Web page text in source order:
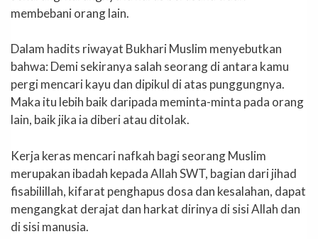
membebani orang lain.
Dalam hadits riwayat Bukhari Muslim menyebutkan
bahwa: Demi sekiranya salah seorang di antara kamu
pergi mencari kayu dan dipikul di atas punggungnya.
Maka itu lebih baik daripada meminta-minta pada orang
lain, baik jika ia diberi atau ditolak.
Kerja keras mencari nafkah bagi seorang Muslim
merupakan ibadah kepada Allah SWT, bagian dari jihad
fisabilillah, kifarat penghapus dosa dan kesalahan, dapat
mengangkat derajat dan harkat dirinya di sisi Allah dan
di sisi manusia.